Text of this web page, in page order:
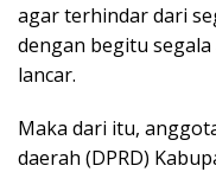
agar terhindar dari
dengan begitu
lancar.
Maka dari itu,
daerah (DPRD)